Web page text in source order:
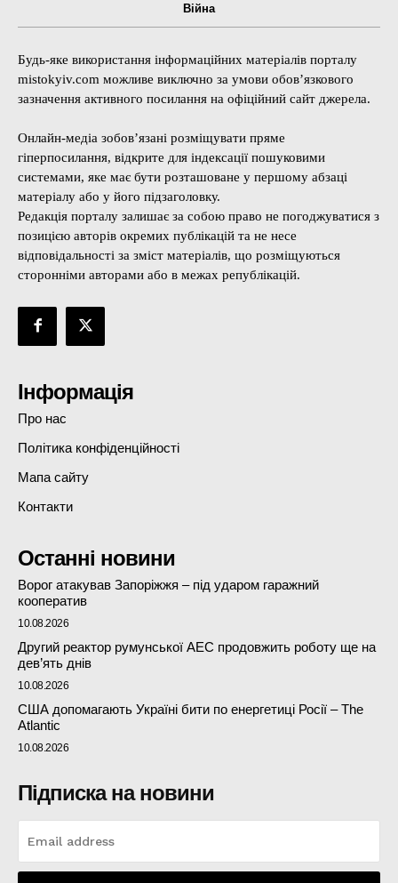
Війна
Будь-яке використання інформаційних матеріалів порталу
mistokyiv.com можливе виключно за умови обов’язкового
зазначення активного посилання на офіційний сайт джерела.
Онлайн-медіа зобов’язані розміщувати пряме
гіперпосилання, відкрите для індексації пошуковими
системами, яке має бути розташоване у першому абзаці
матеріалу або у його підзаголовку.
Редакція порталу залишає за собою право не погоджуватися з
позицією авторів окремих публікацій та не несе
відповідальності за зміст матеріалів, що розміщуються
сторонніми авторами або в межах републікацій.
Інформація
Про нас
Політика конфіденційності
Мапа сайту
Контакти
Останні новини
Ворог атакував Запоріжжя – під ударом гаражний
кооператив
10.08.2026
Другий реактор румунської АЕС продовжить роботу ще на
дев’ять днів
10.08.2026
США допомагають Україні бити по енергетиці Росії – The
Atlantic
10.08.2026
Підписка на новини